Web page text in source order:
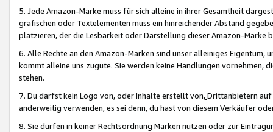
5. Jede Amazon-Marke muss für sich alleine in ihrer Gesamtheit
grafischen oder Textelementen muss ein hinreichender Abstand
platzieren, der die Lesbarkeit oder Darstellung dieser Amazon-Marke
6. Alle Rechte an den Amazon-Marken sind unser alleiniges
kommt alleine uns zugute. Sie werden keine Handlungen vornehmen,
stehen.
7. Du darfst kein Logo von, oder Inhalte erstellt von,Drittanbietern auf
anderweitig verwenden, es sei denn, du hast von diesem Verkäufer
8. Sie dürfen in keiner Rechtsordnung Marken nutzen oder zur